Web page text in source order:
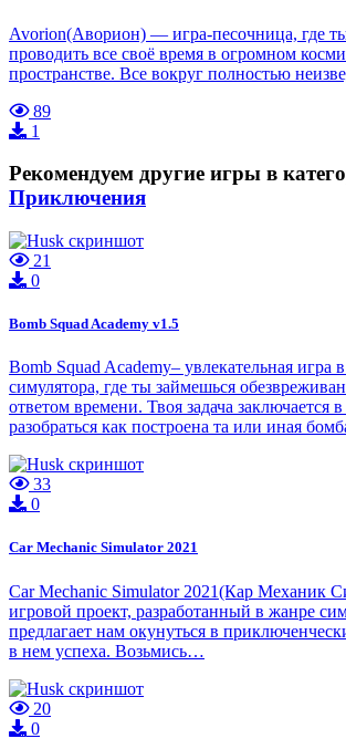
Avorion(Аворион) — игра-песочница, где
проводить все своё время в огромном
пространстве. Все вокруг полностью
89
1
Рекомендуем другие игры в
Приключения
21
0
Bomb Squad Academy v1.5
Bomb Squad Academy– увлекательная игра
симулятора, где ты займешься
ответом времени. Твоя задача заключается
разобраться как построена та или иная
33
0
Car Mechanic Simulator 2021
Car Mechanic Simulator 2021(Кар Механик
игровой проект, разработанный в жанре
предлагает нам окунуться в
в нем успеха. Возьмись…
20
0